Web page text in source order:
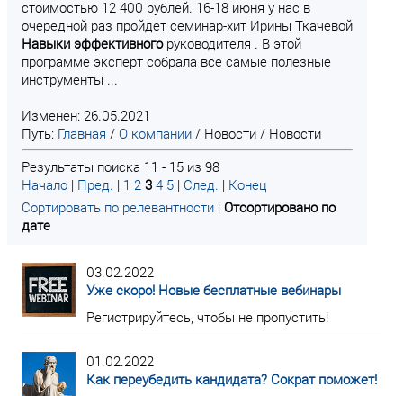
стоимостью 12 400 рублей. 16-18 июня у нас в
очередной раз пройдет семинар-хит Ирины Ткачевой
Навыки эффективногоруководителя . В этой
программе эксперт собрала все самые полезные
инструменты ...
Изменен: 26.05.2021
Путь: Главная / О компании / Новости / Новости
Результаты поиска 11 - 15 из 98
Начало | Пред. | 1 2 3 4 5 | След. | Конец
Сортировать по релевантности | Отсортировано по
дате
03.02.2022
Уже скоро! Новые бесплатные вебинары
Регистрируйтесь, чтобы не пропустить!
01.02.2022
Как переубедить кандидата? Сократ поможет!